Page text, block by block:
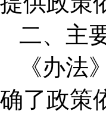
二、主
《办
确了政策